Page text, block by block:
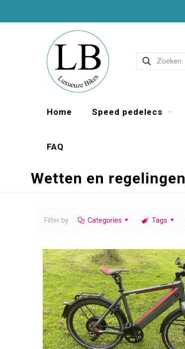
Home Speed pedelecs
FAQ
Wetten en regelingen
Filter by Categories Tags